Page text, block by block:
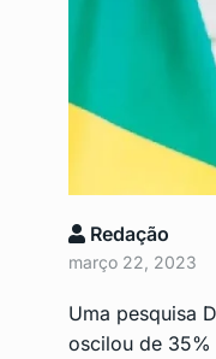
Redação
março 22, 2023
Uma pesquisa
oscilou de